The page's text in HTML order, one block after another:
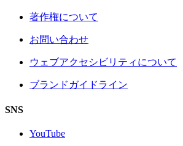
著作権について
お問い合わせ
ウェブアクセシビリティについて
ブランドガイドライン
SNS
YouTube